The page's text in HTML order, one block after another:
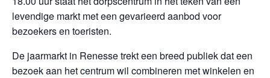
levendige markt met een gevarieerd aanbod voor
bezoekers en toeristen.
De jaarmarkt in Renesse trekt een breed publiek dat een
bezoek aan het centrum wil combineren met winkelen en